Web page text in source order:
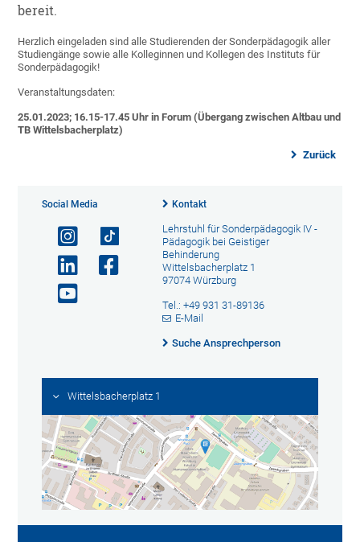
bereit.
Herzlich eingeladen sind alle Studierenden der Sonderpädagogik aller
Studiengänge sowie alle Kolleginnen und Kollegen des Instituts für
Sonderpädagogik!
Veranstaltungsdaten:
25.01.2023; 16.15-17.45 Uhr in Forum (Übergang zwischen Altbau und
TB Wittelsbacherplatz)
Zurück
Social Media Kontakt
Lehrstuhl für Sonderpädagogik IV -
Pädagogik bei Geistiger
Behinderung
Wittelsbacherplatz 1
97074 Würzburg
Tel.: +49 931 31-89136
E-Mail
Suche Ansprechperson
Wittelsbacherplatz 1